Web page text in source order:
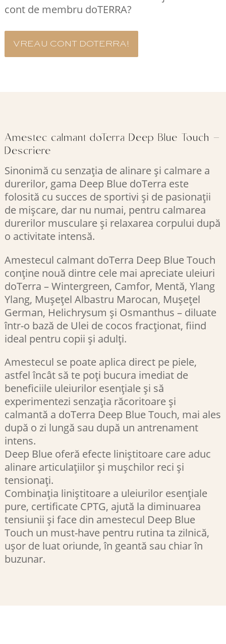
cont de membru doTERRA?
VREAU CONT DOTERRA!
Amestec calmant doTerra Deep Blue Touch –
Descriere
Sinonimă cu senzația de alinare și calmare a
durerilor, gama Deep Blue doTerra este
folosită cu succes de sportivi și de pasionații
de mișcare, dar nu numai, pentru calmarea
durerilor musculare și relaxarea corpului după
o activitate intensă.
Amestecul calmant doTerra Deep Blue Touch
conține nouă dintre cele mai apreciate uleiuri
doTerra – Wintergreen, Camfor, Mentă, Ylang
Ylang, Mușețel Albastru Marocan, Mușețel
German, Helichrysum și Osmanthus – diluate
într-o bază de Ulei de cocos fracționat, fiind
ideal pentru copii și adulți.
Amestecul se poate aplica direct pe piele,
astfel încât să te poți bucura imediat de
beneficiile uleiurilor esențiale și să
experimentezi senzația răcoritoare și
calmantă a doTerra Deep Blue Touch, mai ales
după o zi lungă sau după un antrenament
intens.
Deep Blue oferă efecte liniștitoare care aduc
alinare articulațiilor și mușchilor reci și
tensionați.
Combinația liniștitoare a uleiurilor esențiale
pure, certificate CPTG, ajută la diminuarea
tensiunii și face din amestecul Deep Blue
Touch un must-have pentru rutina ta zilnică,
ușor de luat oriunde, în geantă sau chiar în
buzunar.